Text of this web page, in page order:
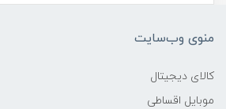
376x246x22 میلی‌متر
منوی وب‌سایت
کالای دیجیتال
موبایل اقساطی